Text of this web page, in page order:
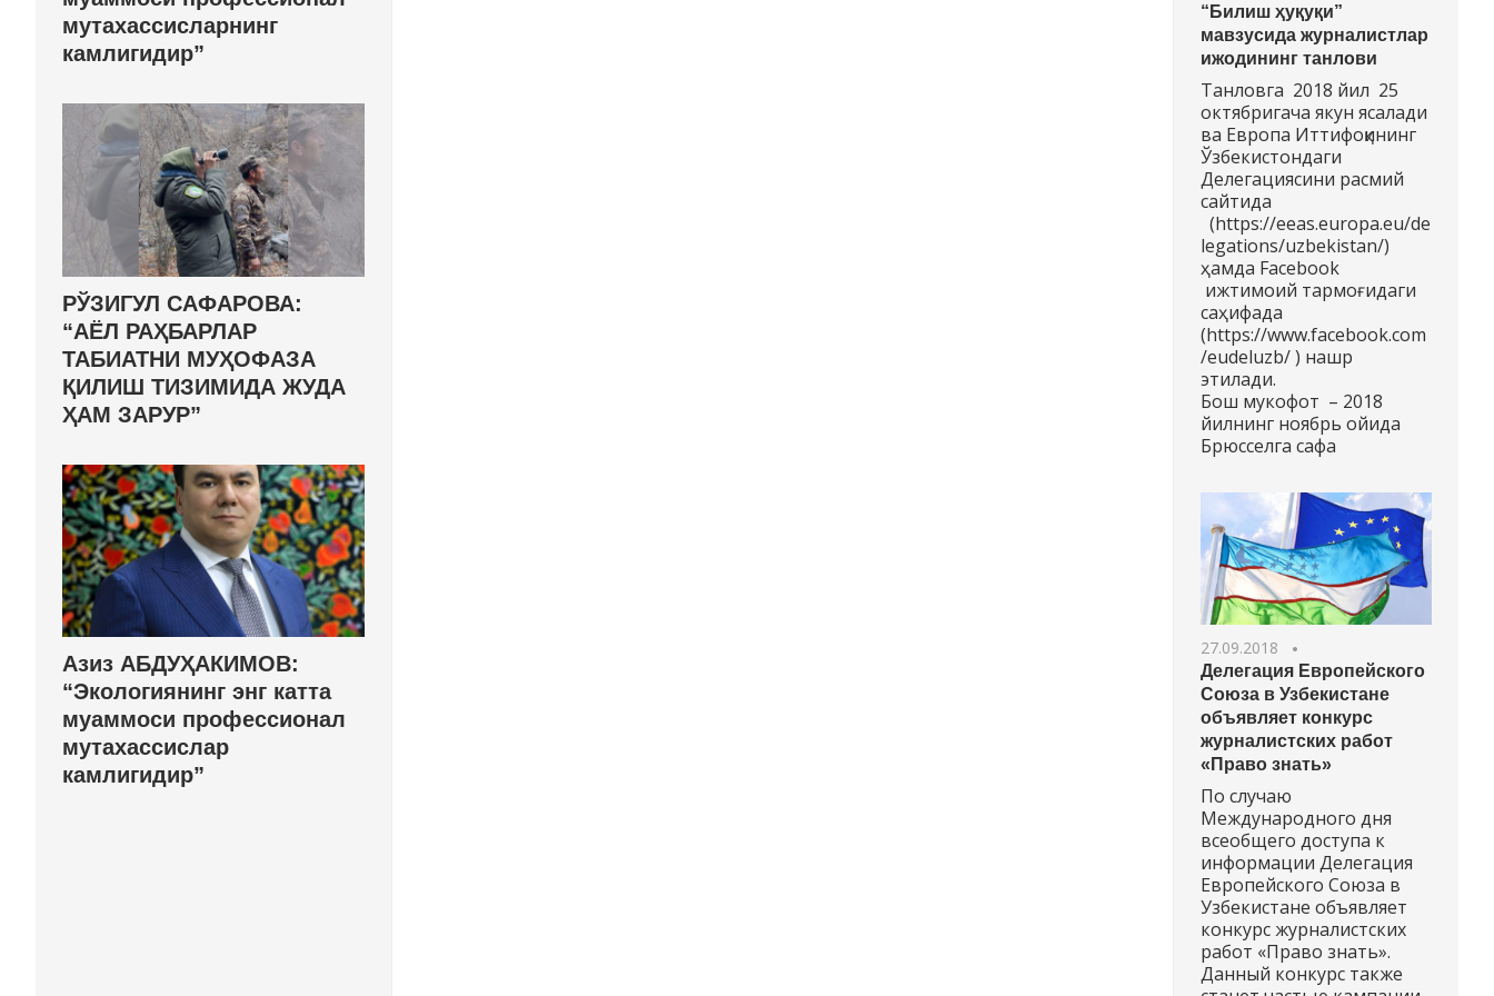
мутахассисларнинг
камлигидир”
РЎЗИГУЛ САФАРОВА:
“АЁЛ РАҲБАРЛАР
ТАБИАТНИ МУҲОФАЗА
ҚИЛИШ ТИЗИМИДА ЖУДА
ҲАМ ЗАРУР”
Азиз АБДУҲАКИМОВ:
“Экологиянинг энг катта
муаммоси профессионал
мутахассислар
камлигидир”
“Билиш ҳуқуқи”
мавзусида журналистлар
ижодининг танлови
Танловга 2018 йил 25
октябригача якун ясалади
ва Европа Иттифоқининг
Ўзбекистондаги
Делегациясини расмий
сайтида
(https://eeas.europa.eu/de
legations/uzbekistan/)
ҳамда Facebook
ижтимоий тармоғидаги
саҳифада
(https://www.facebook.com
/eudeluzb/ ) нашр
этилади.
Бош мукофот – 2018
йилнинг ноябрь ойида
Брюсселга сафа
27.09.2018
Делегация Европейского
Союза в Узбекистане
объявляет конкурс
журналистских работ
«Право знать»
По случаю
Международного дня
всеобщего доступа к
информации Делегация
Европейского Союза в
Узбекистане объявляет
конкурс журналистских
работ «Право знать».
Данный конкурс также